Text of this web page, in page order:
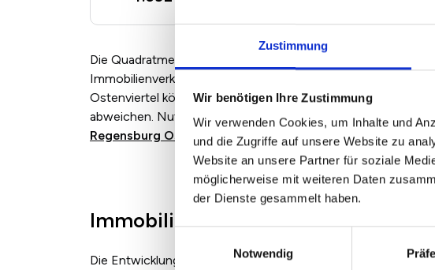
Zustimmung
Wir benötigen Ihre Zustimmung
Wir verwenden Cookies, um Inhalte und
und die Zugriffe auf unsere Website zu
Website an unsere Partner für soziale
möglicherweise mit weiteren Daten
der Dienste gesammelt haben.
Notwendig
Die Quadratmeterpreise für Eigentumswohnungen und
Immobilienverkäufern und Maklern angebotenen Immobilien.
Ostenviertel können je nach Marktlage, Zustand und
abweichen. Nutzen Sie für eine individuelle Bewertung
Regensburg Ostenviertel.
Immobilienpreise in Regensburg
Die Entwicklung der Immobilienpreise zwischen 2022 und